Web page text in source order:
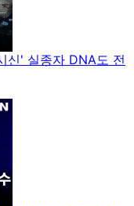
신' 실종자 DNA도 전